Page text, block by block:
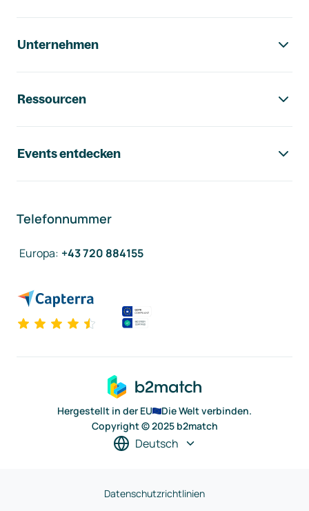
Unternehmen
Ressourcen
Events entdecken
Telefonnummer
Europa: +43 720 884155
Hergestellt in der EU
Die Welt verbinden.
Copyright © 2025 b2match
Deutsch
Datenschutzrichtlinien